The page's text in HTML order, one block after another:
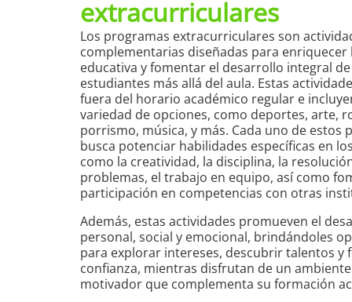
extracurriculares
Los programas extracurriculares son
complementarias diseñadas para enriquecer
educativa y fomentar el desarrollo integral
estudiantes más allá del aula. Estas
fuera del horario académico regular e
variedad de opciones, como deportes, arte,
porrismo, música, y más. Cada uno de estos
busca potenciar habilidades específicas en
como la creatividad, la disciplina, la
problemas, el trabajo en equipo, así como
participación en competencias con otras
Además, estas actividades promueven el
personal, social y emocional, brindándoles
para explorar intereses, descubrir talentos y
confianza, mientras disfrutan de un
motivador que complementa su formación